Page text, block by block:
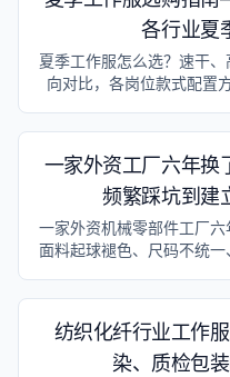
各行业夏
夏季工作服怎么选？速干
向对比，各岗位款式配置
一家外资工厂六年
频繁踩坑到建
一家外资机械零部件工厂
面料起球褪色、尺码不统一
纺织化纤行业工作
染、质检包